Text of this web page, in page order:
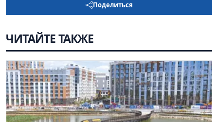
Поделиться
ЧИТАЙТЕ ТАКЖЕ